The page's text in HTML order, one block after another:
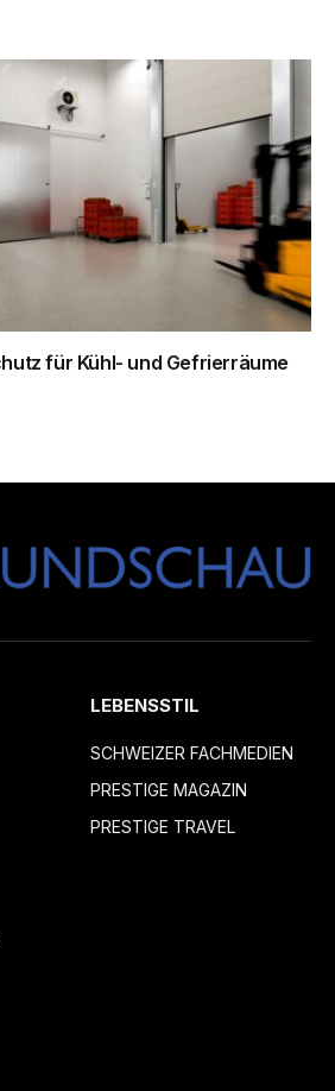
für Kühl- und Gefrierräume
LEBENSSTIL
SCHWEIZER FACHMEDIEN
PRESTIGE MAGAZIN
PRESTIGE TRAVEL